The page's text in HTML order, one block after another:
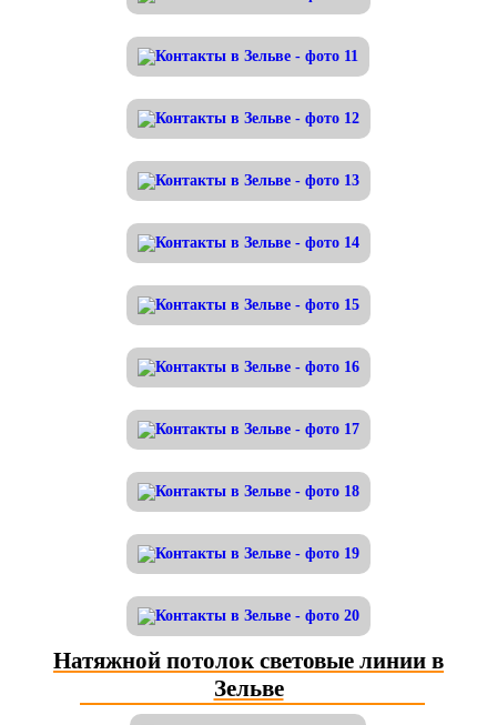
Натяжной потолок световые линии в
Зельве